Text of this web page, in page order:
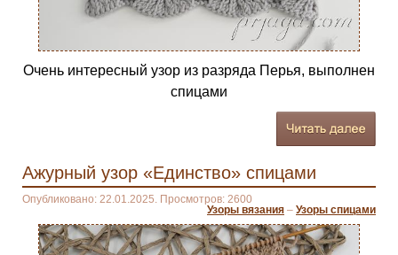
Очень интересный узор из разряда Перья, выполнен
спицами
Ажурный узор «Единство» спицами
Опубликовано: 22.01.2025. Просмотров: 2600
Узоры вязания – Узоры спицами